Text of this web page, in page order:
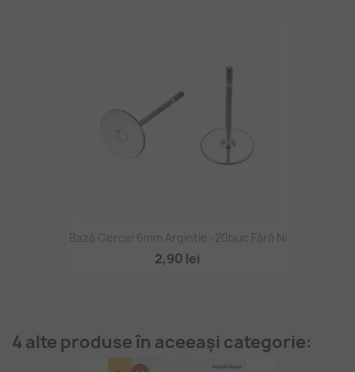
Bază Cercei 6mm Argintie -20buc Fără Ni
2,90 lei
4 alte produse în aceeași categorie: